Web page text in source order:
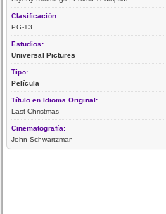
Clasificación:
PG-13
Estudios:
Universal Pictures
Tipo:
Película
Título en Idioma Original:
Last Christmas
Cinematografía:
John Schwartzman